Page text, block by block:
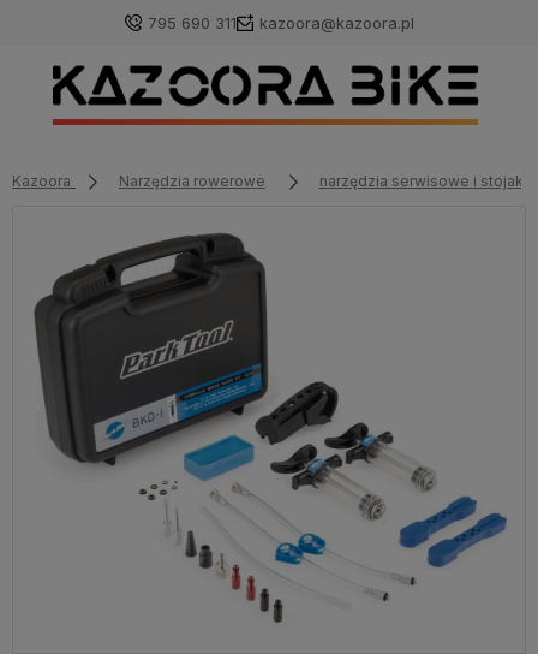
795 690 311 kazoora@kazoora.pl
Kazoora Narzędzia rowerowe narzędzia serwisowe i stojaki